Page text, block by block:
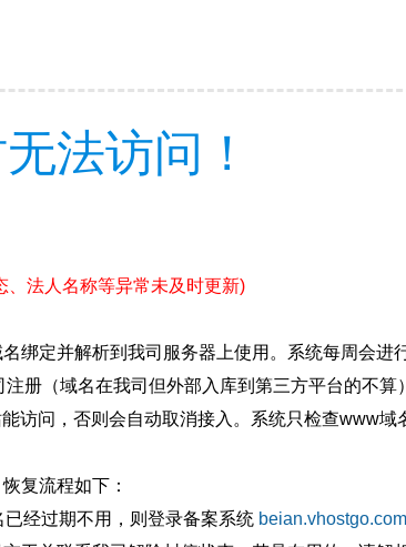
法访问！
、法人名称等异常未及时更新)
绑定并解析到我司服务器上使用。系统每周会进
册（域名在我司但外部入库到第三方平台的不
访问，否则会自动取消接入。系统只检查www域
复流程如下：
经过期不用，则登录备案系统 beian.vhostgo.com